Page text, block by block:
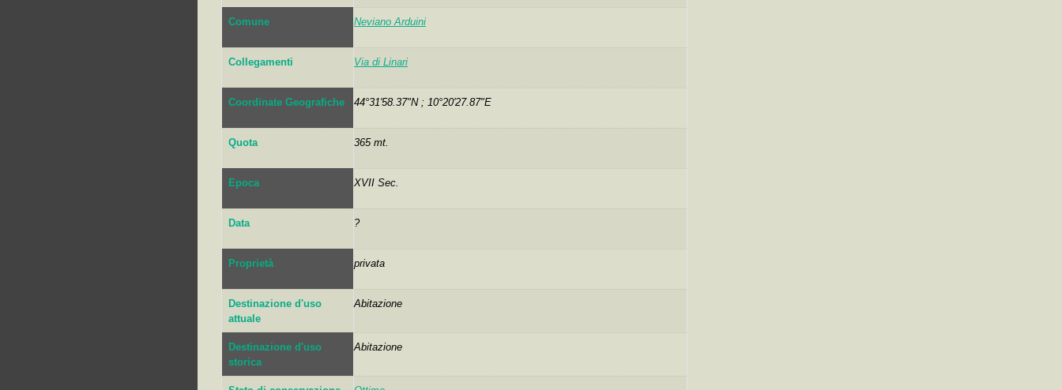
Comune Neviano Arduini
Collegamenti Via di Linari
Coordinate Geografiche 44°31'58.37"N ; 10°20'27.87"E
Quota 365 mt.
Epoca XVII Sec.
Data ?
Proprietà privata
Destinazione d'uso
attuale
Abitazione
Destinazione d'uso
storica
Abitazione